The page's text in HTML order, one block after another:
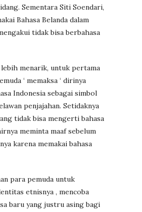
Sementara Siti Soendari,
Bahasa Belanda dalam
tidak bisa berbahasa
lebih menarik, untuk pertama
‘ memaksa ‘ dirinya
Indonesia sebagai simbol
penjajahan. Setidaknya
tidak bisa mengerti bahasa
meminta maaf sebelum
karena memakai bahasa
para pemuda untuk
etnisnya , mencoba
baru yang justru asing bagi